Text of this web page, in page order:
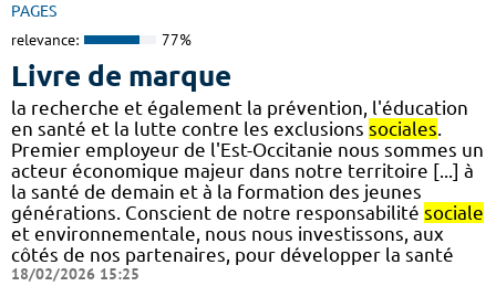
PAGES
relevance: 77%
Livre de marque
la recherche et également la prévention, l'éducation
en santé et la lutte contre les exclusions sociales.
Premier employeur de l'Est-Occitanie nous sommes un
acteur économique majeur dans notre territoire [...] à
la santé de demain et à la formation des jeunes
générations. Conscient de notre responsabilité sociale
et environnementale, nous nous investissons, aux
côtés de nos partenaires, pour développer la santé
18/02/2026 15:25